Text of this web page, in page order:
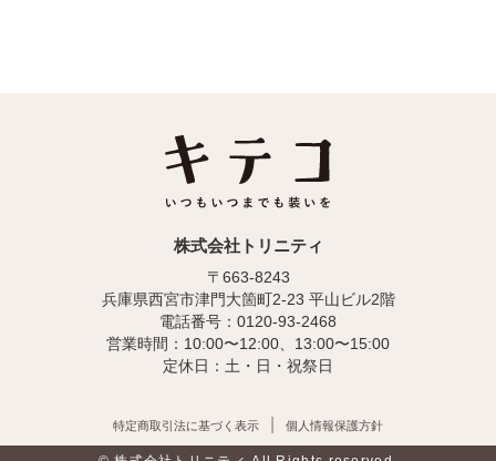
株式会社トリニティ
〒663-8243
兵庫県西宮市津門大箇町2-23 平山ビル2階
電話番号：0120-93-2468
営業時間：10:00〜12:00、13:00〜15:00
定休日：土・日・祝祭日
特定商取引法に基づく表示 個人情報保護方針